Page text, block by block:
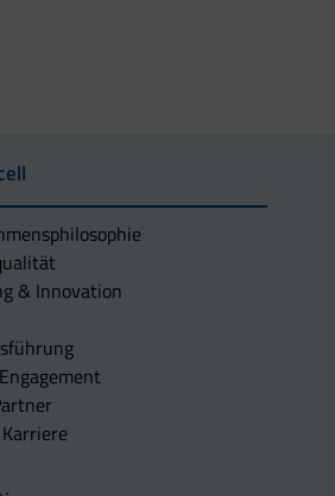
& Innovation